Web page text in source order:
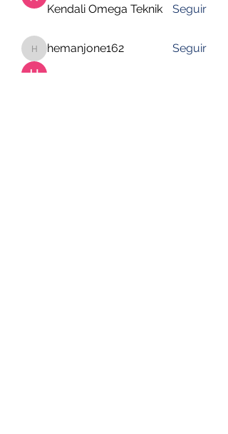
Kendali Omega Teknik Seguir
hemanjone162
hemanjone162 Seguir